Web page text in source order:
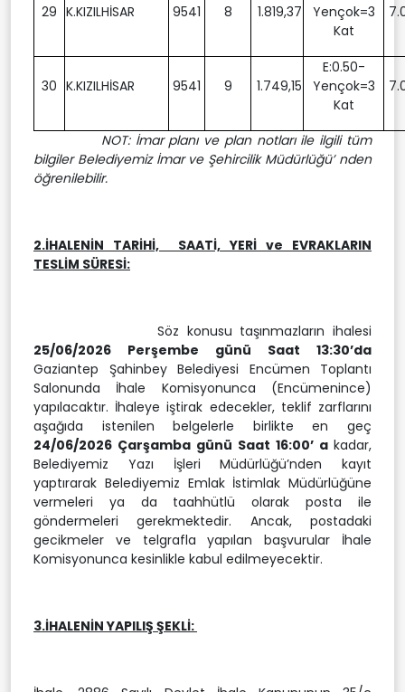
29 K.KIZILHİSAR 9541 8 1.819,37
Yençok=3
Kat
30 K.KIZILHİSAR 9541 9 1.749,15
E:0.50-
Yençok=3
Kat
NOT: İmar planı ve plan notları ile ilgili tüm
bilgiler Belediyemiz İmar ve Şehircilik Müdürlüğü’ nden
öğrenilebilir.
2.İHALENİN TARİHİ, SAATİ, YERİ ve EVRAKLARIN
TESLİM SÜRESİ:
Söz konusu taşınmazların ihalesi
25/06/2026 Perşembe günü Saat 13:30’da
Gaziantep Şahinbey Belediyesi Encümen Toplantı
Salonunda İhale Komisyonunca (Encümenince)
yapılacaktır. İhaleye iştirak edecekler, teklif zarflarını
aşağıda istenilen belgelerle birlikte en geç
24/06/2026 Çarşamba günü Saat 16:00’ a kadar,
Belediyemiz Yazı İşleri Müdürlüğü’nden kayıt
yaptırarak Belediyemiz Emlak İstimlak Müdürlüğüne
vermeleri ya da taahhütlü olarak posta ile
göndermeleri gerekmektedir. Ancak, postadaki
gecikmeler ve telgrafla yapılan başvurular İhale
Komisyonunca kesinlikle kabul edilmeyecektir.
3.İHALENİN YAPILIŞ ŞEKLİ: